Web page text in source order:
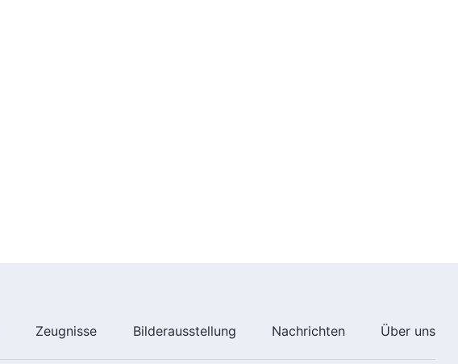
(Kindertanz)
Zeugnisse Bilderausstellung Nachrichten Über uns